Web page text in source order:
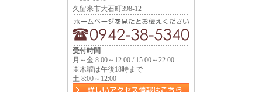
久留米市大石町398-12
受付時間
月～金 8:00～12:00 / 15:00～22:00
※木曜は午後18時まで
土 8:00～12:00